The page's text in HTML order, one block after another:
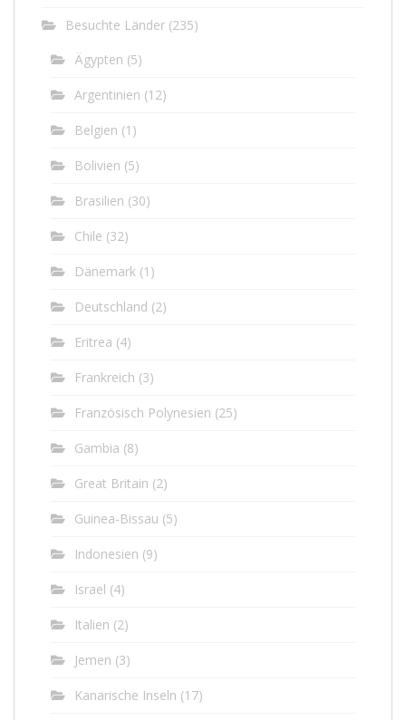
Besuchte Länder (235)
Ägypten (5)
Argentinien (12)
Belgien (1)
Bolivien (5)
Brasilien (30)
Chile (32)
Dänemark (1)
Deutschland (2)
Eritrea (4)
Frankreich (3)
Französisch Polynesien (25)
Gambia (8)
Great Britain (2)
Guinea-Bissau (5)
Indonesien (9)
Israel (4)
Italien (2)
Jemen (3)
Kanarische Inseln (17)